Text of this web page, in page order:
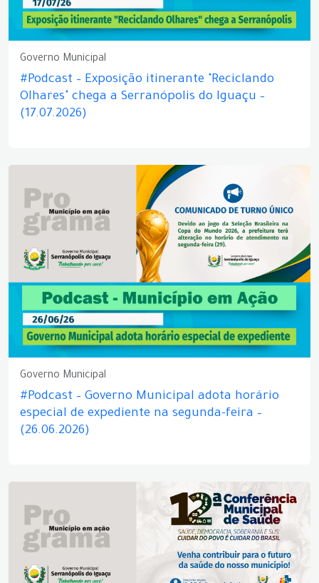
Governo Municipal
#Podcast – Exposição itinerante "Reciclando
Olhares" chega a Serranópolis do Iguaçu –
(17.07.2026)
Governo Municipal
#Podcast – Governo Municipal adota horário
especial de expediente na segunda-feira –
(26.06.2026)